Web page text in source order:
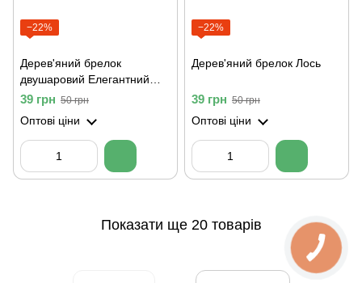
−22%
Дерев'яний брелок
двушаровий Елегантний
фламінго
39 грн 50 грн
Оптові ціни
−22%
Дерев'яний брелок Лось
39 грн 50 грн
Оптові ціни
Показати ще 20 товарів